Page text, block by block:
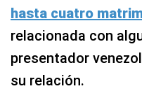
hasta cuatro
relacionada con
presentador
su relación.